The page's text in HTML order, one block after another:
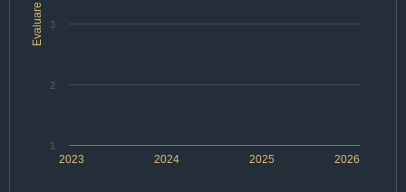
Evaluare
2024 2026
2023 2025
1
2
3